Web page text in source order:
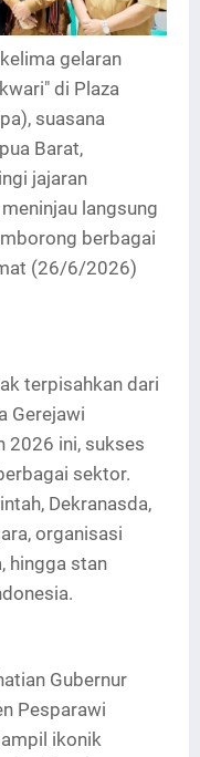
gelaran
di Plaza
suasana
Barat,
jajaran
langsung
berbagai
(26/6/2026)
terpisahkan dari
Gerejawi
2026 ini, sukses
sektor.
Dekranasda,
organisasi
hingga stan
Gubernur
Pesparawi
ikonik